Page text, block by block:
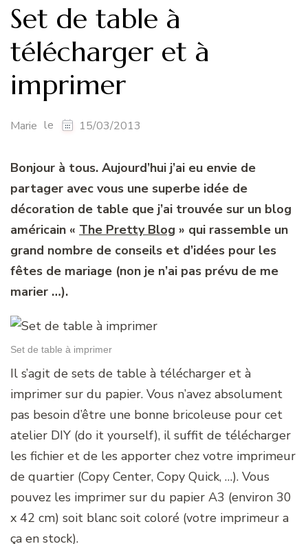
Set de table à
télécharger et à
imprimer
Marie le 15/03/2013
Bonjour à tous. Aujourd’hui j’ai eu envie de
partager avec vous une superbe idée de
décoration de table que j’ai trouvée sur un blog
américain « The Pretty Blog » qui rassemble un
grand nombre de conseils et d’idées pour les
fêtes de mariage (non je n’ai pas prévu de me
marier …).
Set de table à imprimer
Il s’agit de sets de table à télécharger et à
imprimer sur du papier. Vous n’avez absolument
pas besoin d’être une bonne bricoleuse pour cet
atelier DIY (do it yourself), il suffit de télécharger
les fichier et de les apporter chez votre imprimeur
de quartier (Copy Center, Copy Quick, …). Vous
pouvez les imprimer sur du papier A3 (environ 30
x 42 cm) soit blanc soit coloré (votre imprimeur a
ça en stock).